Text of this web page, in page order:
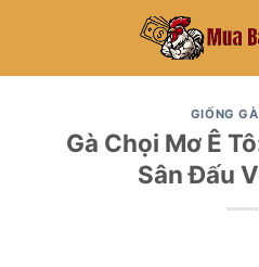
GIỐNG
Gà Chọi Mơ Ê
Sân Đấu